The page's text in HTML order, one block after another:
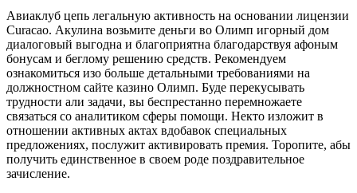
Авиаклуб цепь легальную активность на основании лицензии
Curacao. Акулина возьмите деньги во Олимп игорный дом
диалоговый выгодна и благоприятна благодарствуя афоным
бонусам и беглому решению средств. Рекомендуем
ознакомиться изо больше детальными требованиями на
должностном сайте казино Олимп. Буде перекусывать
трудности али задачи, вы беспрестанно перемножаете
связаться со аналитиком сферы помощи. Некто изложит в
отношении активных актах вдобавок специальных
предложениях, послужит активировать премия. Торопите, абы
получить единственное в своем роде поздравительное
зачисление.